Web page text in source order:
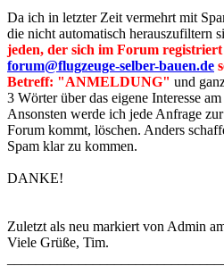
Da ich in letzter Zeit vermehrt mit
die nicht automatisch herauszufiltern
jeden, der sich im Forum
forum@flugzeuge-selber-bauen.de
Betreff: "ANMELDUNG" und
3 Wörter über das eigene Interesse
Ansonsten werde ich jede Anfrage
Forum kommt, löschen. Anders
Spam klar zu kommen.
DANKE!
Zuletzt als neu markiert von Admin
Viele Grüße, Tim.